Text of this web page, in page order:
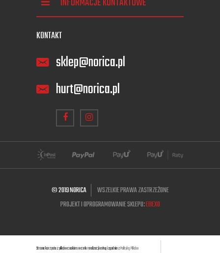
KONTAKT
sklep@norica.pl
hurt@norica.pl
© 2019 NORICA
WSZELKIE PRAWA ZASTRZEŻONE
PROJEKT I OPROGRAMOWANIE SKLEPU:EBEXO
Strona korzysta z plików cookies w celu realizacji usług i zgodnie zPolityką Plików